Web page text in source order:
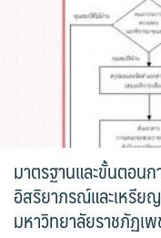
มาตรฐานและขั้นตอนก
อิสริยาภรณ์และเหรีย
มหาวิทยาลัยราชภัฏเ